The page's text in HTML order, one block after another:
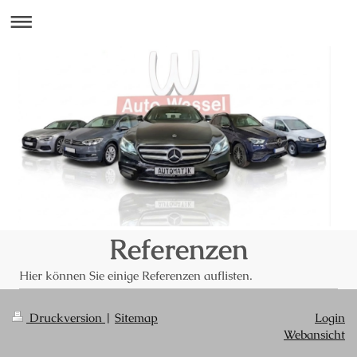
Referenzen
Hier können Sie einige Referenzen auflisten.
Druckversion | Sitemap
Login
Webansicht